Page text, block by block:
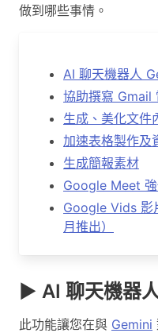
做到哪些事情。
AI 聊天機器人
協助撰寫 Gmail
生成、美化文件
加速表格製作及
生成簡報素材
Google Meet
Google Vids 影
月推出）
▶ AI 聊天機器
此功能讓您在與 Gemini